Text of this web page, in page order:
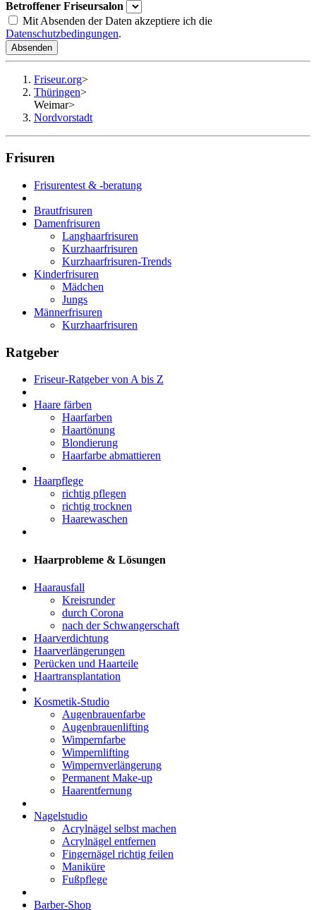
Betroffener Friseursalon
Mit Absenden der Daten akzeptiere ich die
Datenschutzbedingungen.
Absenden
Friseur.org>
Thüringen>
Weimar>
Nordvorstadt
Frisuren
Frisurentest & -beratung
Brautfrisuren
Damenfrisuren
Langhaarfrisuren
Kurzhaarfrisuren
Kurzhaarfrisuren-Trends
Kinderfrisuren
Mädchen
Jungs
Männerfrisuren
Kurzhaarfrisuren
Ratgeber
Friseur-Ratgeber von A bis Z
Haare färben
Haarfarben
Haartönung
Blondierung
Haarfarbe abmattieren
Haarpflege
richtig pflegen
richtig trocknen
Haarewaschen
Haarprobleme & Lösungen
Haarausfall
Kreisrunder
durch Corona
nach der Schwangerschaft
Haarverdichtung
Haarverlängerungen
Perücken und Haarteile
Haartransplantation
Kosmetik-Studio
Augenbrauenfarbe
Augenbrauenlifting
Wimpernfarbe
Wimpernlifting
Wimpernverlängerung
Permanent Make-up
Haarentfernung
Nagelstudio
Acrylnägel selbst machen
Acrylnägel entfernen
Fingernägel richtig feilen
Maniküre
Fußpflege
Barber-Shop